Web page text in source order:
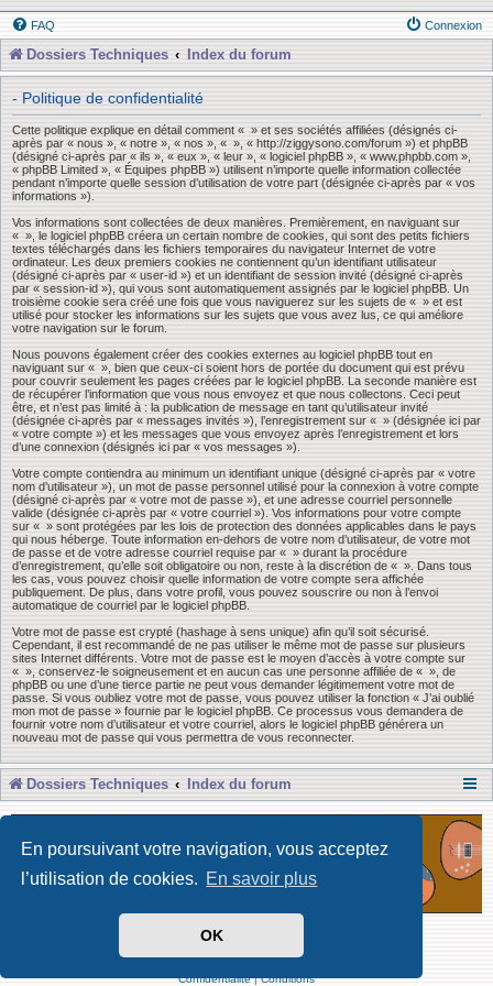
En poursuivant votre navigation, vous acceptez
l’utilisation de cookies. En savoir plus
OK
FAQ Connexion
Dossiers Techniques Index du forum
- Politique de confidentialité
Cette politique explique en détail comment « » et ses sociétés affiliées (désignés ci-
après par « nous », « notre », « nos », « », « http://ziggysono.com/forum ») et phpBB
(désigné ci-après par « ils », « eux », « leur », « logiciel phpBB », « www.phpbb.com »,
« phpBB Limited », « Équipes phpBB ») utilisent n’importe quelle information collectée
pendant n’importe quelle session d’utilisation de votre part (désignée ci-après par « vos
informations »).
Vos informations sont collectées de deux manières. Premièrement, en naviguant sur
« », le logiciel phpBB créera un certain nombre de cookies, qui sont des petits fichiers
textes téléchargés dans les fichiers temporaires du navigateur Internet de votre
ordinateur. Les deux premiers cookies ne contiennent qu’un identifiant utilisateur
(désigné ci-après par « user-id ») et un identifiant de session invité (désigné ci-après
par « session-id »), qui vous sont automatiquement assignés par le logiciel phpBB. Un
troisième cookie sera créé une fois que vous naviguerez sur les sujets de « » et est
utilisé pour stocker les informations sur les sujets que vous avez lus, ce qui améliore
votre navigation sur le forum.
Nous pouvons également créer des cookies externes au logiciel phpBB tout en
naviguant sur « », bien que ceux-ci soient hors de portée du document qui est prévu
pour couvrir seulement les pages créées par le logiciel phpBB. La seconde manière est
de récupérer l’information que vous nous envoyez et que nous collectons. Ceci peut
être, et n’est pas limité à : la publication de message en tant qu’utilisateur invité
(désignée ci-après par « messages invités »), l’enregistrement sur « » (désignée ici par
« votre compte ») et les messages que vous envoyez après l’enregistrement et lors
d’une connexion (désignés ici par « vos messages »).
Votre compte contiendra au minimum un identifiant unique (désigné ci-après par « votre
nom d’utilisateur »), un mot de passe personnel utilisé pour la connexion à votre compte
(désigné ci-après par « votre mot de passe »), et une adresse courriel personnelle
valide (désignée ci-après par « votre courriel »). Vos informations pour votre compte
sur « » sont protégées par les lois de protection des données applicables dans le pays
qui nous héberge. Toute information en-dehors de votre nom d’utilisateur, de votre mot
de passe et de votre adresse courriel requise par « » durant la procédure
d’enregistrement, qu’elle soit obligatoire ou non, reste à la discrétion de « ». Dans tous
les cas, vous pouvez choisir quelle information de votre compte sera affichée
publiquement. De plus, dans votre profil, vous pouvez souscrire ou non à l’envoi
automatique de courriel par le logiciel phpBB.
Votre mot de passe est crypté (hashage à sens unique) afin qu’il soit sécurisé.
Cependant, il est recommandé de ne pas utiliser le même mot de passe sur plusieurs
sites Internet différents. Votre mot de passe est le moyen d’accès à votre compte sur
« », conservez-le soigneusement et en aucun cas une personne affiliée de « », de
phpBB ou une d’une tierce partie ne peut vous demander légitimement votre mot de
passe. Si vous oubliez votre mot de passe, vous pouvez utiliser la fonction « J’ai oublié
mon mot de passe » fournie par le logiciel phpBB. Ce processus vous demandera de
fournir votre nom d’utilisateur et votre courriel, alors le logiciel phpBB générera un
nouveau mot de passe qui vous permettra de vous reconnecter.
Dossiers Techniques Index du forum
Développé par Forum Software © phpBB Limited
Traduit par phpBB-fr
Confidentialité|Conditions